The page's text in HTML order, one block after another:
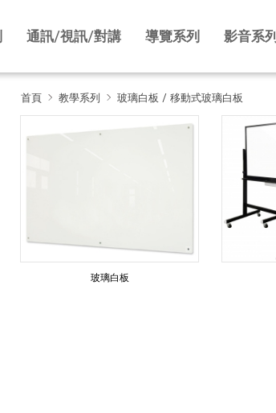
通訊/視訊/對講 導覽系列 影音系列
首頁 教學系列 玻璃白板 / 移動式玻璃白板
玻
白
玻璃白板